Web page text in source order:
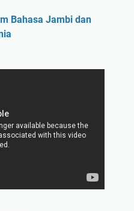
Bahasa Jambi dan